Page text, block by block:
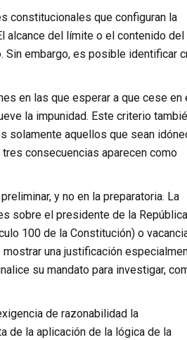
constitucionales que configuran la
alcance del límite o el contenido del
Sin embargo, es posible identificar
en las que esperar a que cese en
la impunidad. Este criterio
solamente aquellos que sean
consecuencias aparecen como
y no en la preparatoria. La
sobre el presidente de la
100 de la Constitución) o
una justificación
su mandato para investigar,
de razonabilidad la
de la aplicación de la lógica de la